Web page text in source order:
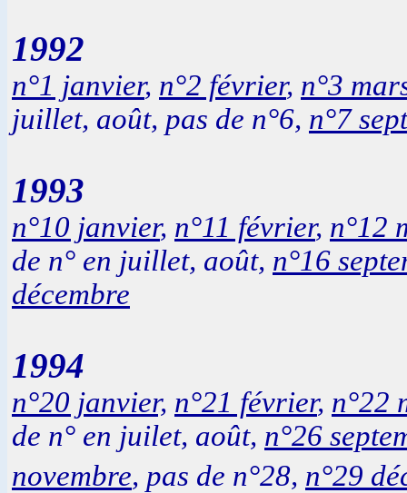
1992
n°1 janvier, n°2 février, n°3
juillet, août, pas de n°6, n°7
1993
n°10 janvier, n°11 février, n°12
de n° en juillet, août, n°16
décembre
1994
n°20 janvier, n°21 février, n°22
de n° en juilet, août, n°26
novembre, pas de n°28, n°29